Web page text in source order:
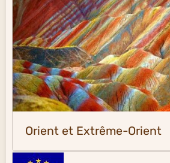
Orient et Extrême-Orient